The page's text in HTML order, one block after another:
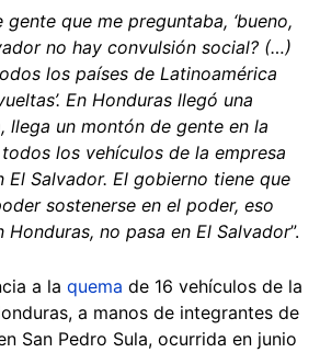
que me preguntaba, ‘bueno,
no hay convulsión social? (…)
los países de Latinoamérica
En Honduras llegó una
llega un montón de gente en la
los vehículos de la empresa
El Salvador. El gobierno tiene que
sostenerse en el poder, eso
Honduras, no pasa en El Salvador”.
a la quema de 16 vehículos de la
a manos de integrantes de
San Pedro Sula, ocurrida en junio